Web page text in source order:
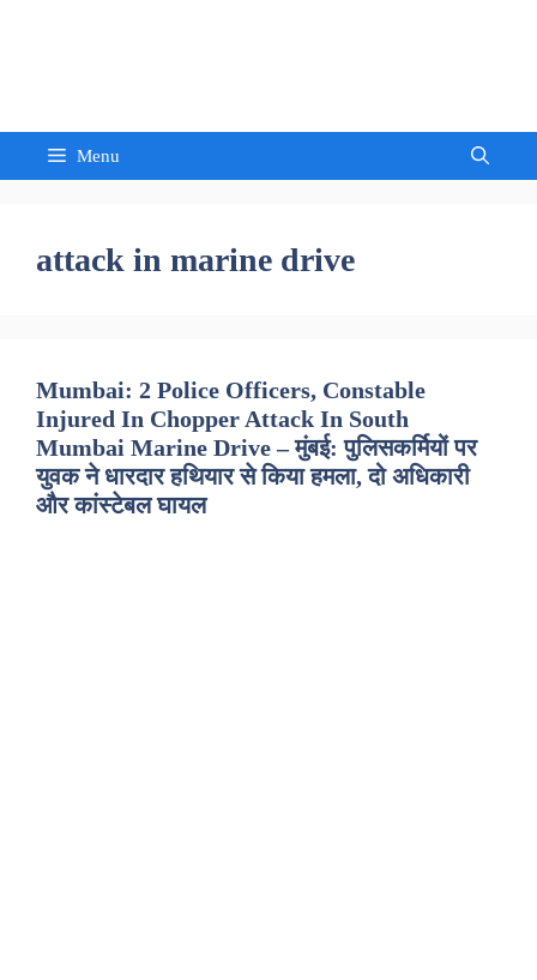
Menu
attack in marine drive
Mumbai: 2 Police Officers, Constable
Injured In Chopper Attack In South
Mumbai Marine Drive – मुंबई: पुलिसकर्मियों पर
युवक ने धारदार हथियार से किया हमला, दो अधिकारी
और कांस्टेबल घायल